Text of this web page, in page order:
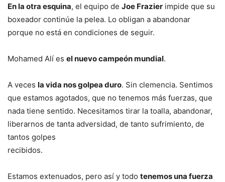
En la otra esquina, el equipo de Joe Frazier impide que su
boxeador continúe la pelea. Lo obligan a abandonar
porque no está en condiciones de seguir.
Mohamed Alí es el nuevo campeón mundial.
A veces la vida nos golpea duro. Sin clemencia. Sentimos
que estamos agotados, que no tenemos más fuerzas, que
nada tiene sentido. Necesitamos tirar la toalla, abandonar,
liberarnos de tanta adversidad, de tanto sufrimiento, de
tantos golpes
recibidos.
Estamos extenuados, pero así y todo tenemos una fuerza